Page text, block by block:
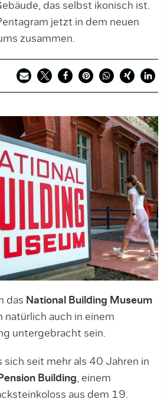
das selbst ikonisch ist.
jetzt in dem neuen
zusammen.
das National Building Museum
natürlich auch in einem
untergebracht sein.
sich seit mehr als 40 Jahren in
Building, einem
aus dem 19.